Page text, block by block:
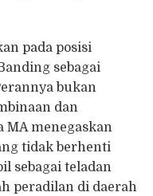
pada posisi
sebagai
bukan
dan
MA menegaskan
tidak berhenti
sebagai teladan
peradilan di daerah